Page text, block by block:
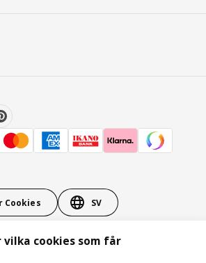
Cookies SV
2026
vilka cookies som får